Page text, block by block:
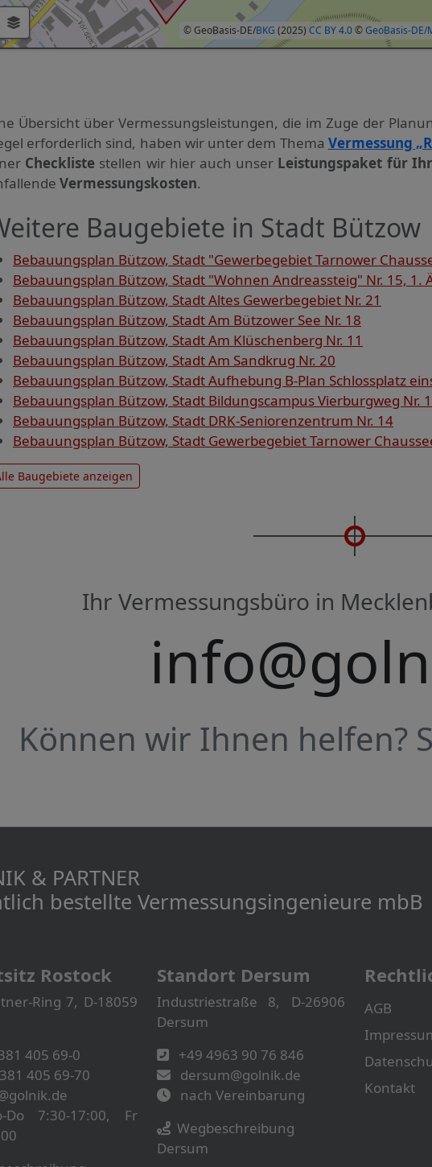
© GeoBasis-DE/BKG (2025) CC BY 4.0 ©GeoBasis-DE/
Übersicht über Vermessungs­leistungen, die im Zuge der
erforderlich sind, haben wir unter dem Thema Vermessung
Checkliste stellen wir hier auch unser Leistungspaket für
Vermessungskosten.
Baugebiete in Stadt Bützow
Bebauungsplan Bützow, Stadt "Gewerbegebiet Tarnower
Bebauungsplan Bützow, Stadt "Wohnen Andreassteig" Nr. 15, 1.
Bebauungsplan Bützow, Stadt Altes Gewerbegebiet Nr. 21
Bebauungsplan Bützow, Stadt Am Bützower See Nr. 18
Bebauungsplan Bützow, Stadt Am Klüschenberg Nr. 11
Bebauungsplan Bützow, Stadt Am Sandkrug Nr. 20
Bebauungsplan Bützow, Stadt Aufhebung B-Plan Schlossplatz
Bebauungsplan Bützow, Stadt Bildungscampus Vierburgweg Nr.
Bebauungsplan Bützow, Stadt DRK-Seniorenzentrum Nr. 14
Bebauungsplan Bützow, Stadt Gewerbegebiet Tarnower
Baugebiete anzeigen
Ihr Vermessungsbüro in
Können wir Ihnen helfen?
& PARTNER
bestellte Vermessungs­­ingenieure mbB
Rostock
Ring 7, D-18059
405 69-0
405 69-70
Do 7:30-17:00, Fr
Standort Dersum
Industriestraße 8, D-26906
Dersum
+49 4963 90 76 846
dersum@golnik.de
nach Vereinbarung
Wegbeschreibung
Dersum
AGB
Kontakt